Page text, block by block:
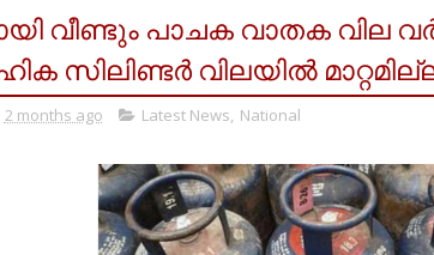
വീണ്ടും പാചക വാതക വില
സിലിണ്ടർ വിലയിൽ
2 months ago Latest News, National